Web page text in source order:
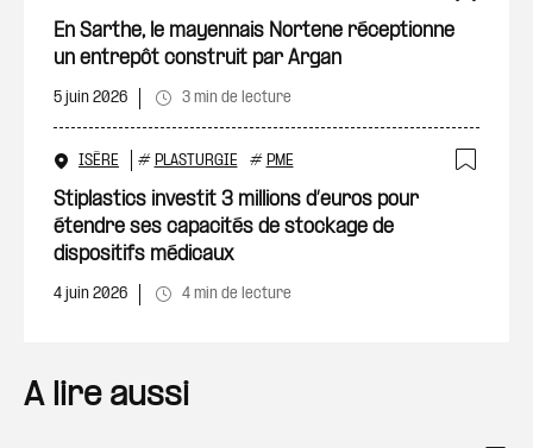
En Sarthe, le mayennais Nortene réceptionne
un entrepôt construit par Argan
5 juin 2026 3 min de lecture
ISÈRE # PLASTURGIE # PME
Stiplastics investit 3 millions d’euros pour
étendre ses capacités de stockage de
dispositifs médicaux
4 juin 2026 4 min de lecture
A lire aussi